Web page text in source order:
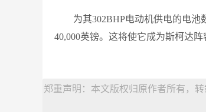
为其302BHP电动机供电的电
40,000英镑。这将使它成为斯柯达
郑重声明：本文版权归原作者所有，